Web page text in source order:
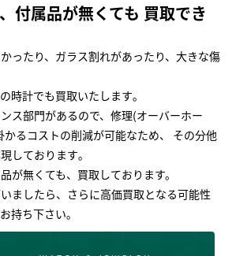
付属品が無くても 買取でき
ったり、ガラス割れがあったり、大きな傷
時計でも買取いたします｡
ス部門があるので、修理(オーバーホー
るコストの削減が可能なため、 その分他
しております｡
が無くても、買取しております。
ましたら、さらに高価買取となる可能性
持ち下さい｡